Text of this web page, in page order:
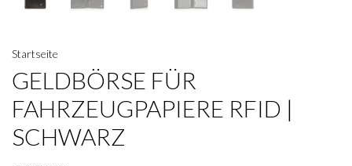
Startseite
GELDBÖRSE FÜR
FAHRZEUGPAPIERE RFID |
SCHWARZ